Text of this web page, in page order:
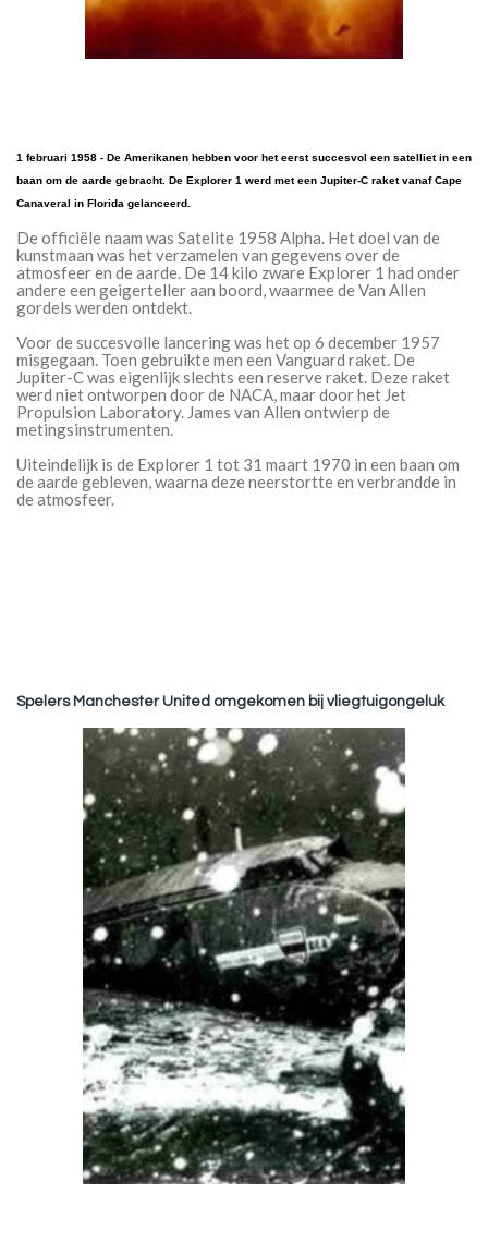
1 februari 1958 - De Amerikanen hebben voor het eerst succesvol een satelliet in een
baan om de aarde gebracht. De Explorer 1 werd met een Jupiter-C raket vanaf Cape
Canaveral in Florida gelanceerd.
De officiële naam was Satelite 1958 Alpha. Het doel van de
kunstmaan was het verzamelen van gegevens over de
atmosfeer en de aarde. De 14 kilo zware Explorer 1 had onder
andere een geigerteller aan boord, waarmee de Van Allen
gordels werden ontdekt.
Voor de succesvolle lancering was het op 6 december 1957
misgegaan. Toen gebruikte men een Vanguard raket. De
Jupiter-C was eigenlijk slechts een reserve raket. Deze raket
werd niet ontworpen door de NACA, maar door het Jet
Propulsion Laboratory. James van Allen ontwierp de
metingsinstrumenten.
Uiteindelijk is de Explorer 1 tot 31 maart 1970 in een baan om
de aarde gebleven, waarna deze neerstortte en verbrandde in
de atmosfeer.
Spelers Manchester United omgekomen bij vliegtuigongeluk